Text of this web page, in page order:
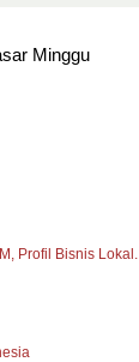
Minggu
Profil Bisnis Lokal.